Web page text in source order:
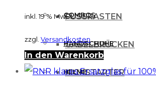
FUSSRASTEN
GABELBRÜCKEN
KICKSTARTER
COMBOS
HANDSCHUHE
HELME
inkl. 19 % MwSt.
zzgl. Versandkosten
In den Warenkorb